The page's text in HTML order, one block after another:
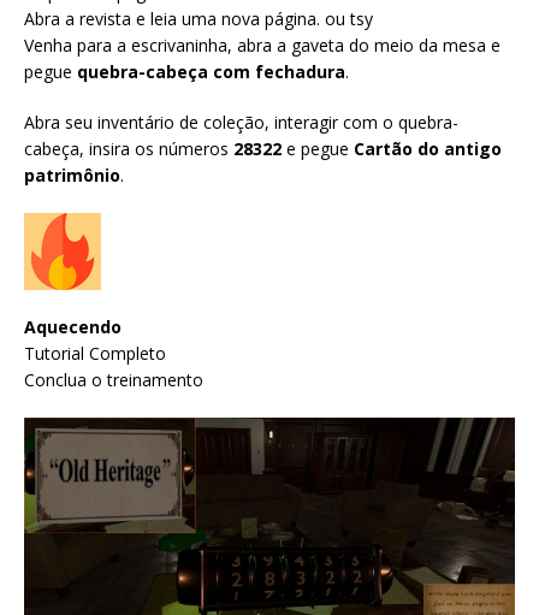
Abra a revista e leia uma nova página. ou tsy
Venha para a escrivaninha, abra a gaveta do meio da mesa e
pegue quebra-cabeça com fechadura.
Abra seu inventário de coleção, interagir com o quebra-
cabeça, insira os números 28322 e pegue Cartão do antigo
patrimônio.
Aquecendo
Tutorial Completo
Conclua o treinamento